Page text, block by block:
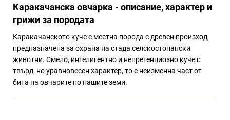
Каракачанска овчарка - описание, характер и
грижи за породата
Каракачанското куче е местна порода с древен произход,
предназначена за охрана на стада селскостопански
животни. Смело, интелигентно и непретенциозно куче с
твърд, но уравновесен характер, то е неизменна част от
бита на овчарите по нашите земи.